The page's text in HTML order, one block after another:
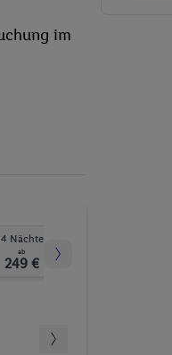
im
4 Nächte
ab
249 €